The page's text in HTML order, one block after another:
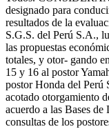
designado para
resultados de la
S.G.S. del Perú S.A.,
las propuestas
totales, y otor- gando
15 y 16 al postor
postor Honda del Perú
acotado otorgamiento
acuerdo a las Bases
consultas de los